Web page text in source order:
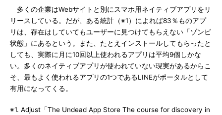
多くの企業はWebサイトと別にスマホ用ネイティブアプリをリ
リースしている。だが、ある統計（※1）によれば83％ものアプ
リは、存在はしていてもユーザーに見つけてもらえない「ゾンビ
状態」にあるという。また、たとえインストールしてもらったと
しても、実際に月に10回以上使われるアプリは平均9個しかな
い。多くのネイティブアプリが使われていない現実があるからこ
そ、最もよく使われるアプリの1つであるLINEがポータルとして
有用になってくる。
※1. Adjust「The Undead App Store The course for discovery in